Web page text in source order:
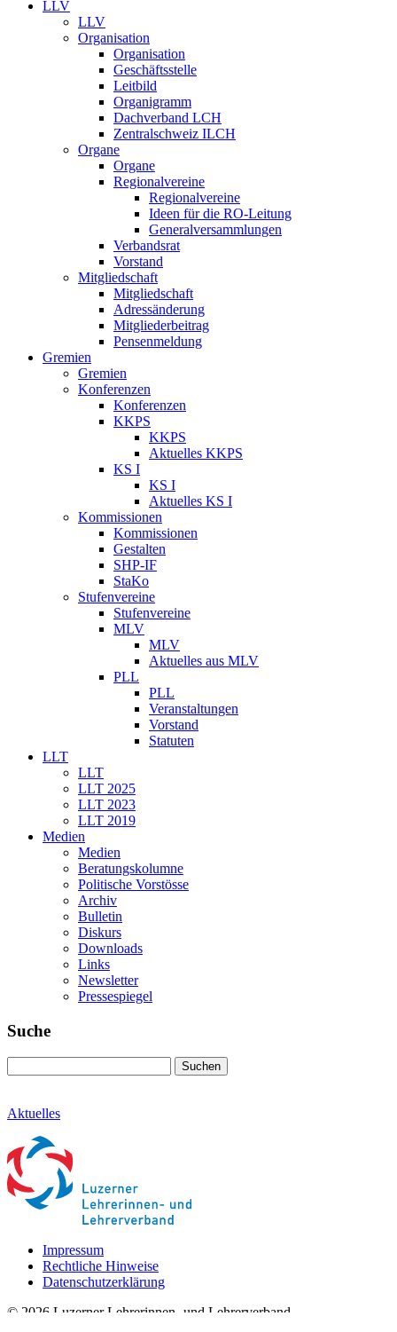
LLV
LLV
Organisation
Organisation
Geschäftsstelle
Leitbild
Organigramm
Dachverband LCH
Zentralschweiz ILCH
Organe
Organe
Regionalvereine
Regionalvereine
Ideen für die RO-Leitung
Generalversammlungen
Verbandsrat
Vorstand
Mitgliedschaft
Mitgliedschaft
Adressänderung
Mitgliederbeitrag
Pensenmeldung
Gremien
Gremien
Konferenzen
Konferenzen
KKPS
KKPS
Aktuelles KKPS
KS I
KS I
Aktuelles KS I
Kommissionen
Kommissionen
Gestalten
SHP-IF
StaKo
Stufenvereine
Stufenvereine
MLV
MLV
Aktuelles aus MLV
PLL
PLL
Veranstaltungen
Vorstand
Statuten
LLT
LLT
LLT 2025
LLT 2023
LLT 2019
Medien
Medien
Beratungskolumne
Politische Vorstösse
Archiv
Bulletin
Diskurs
Downloads
Links
Newsletter
Pressespiegel
Suche
Suchen
Aktuelles
Impressum
Rechtliche Hinweise
Datenschutzerklärung
© 2026 Luzerner Lehrerinnen- und Lehrerverband